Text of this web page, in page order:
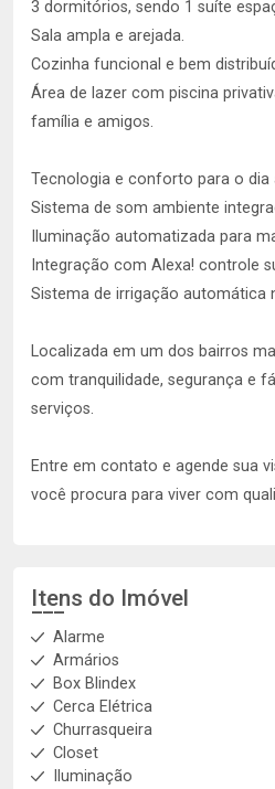
3 dormitórios, sendo 1 suíte
Sala ampla e arejada.
Cozinha funcional e bem
Área de lazer com piscina
família e amigos.
Tecnologia e conforto para o dia
Sistema de som ambiente
Iluminação automatizada para
Integração com Alexa! controle
Sistema de irrigação automática
Localizada em um dos bairros
com tranquilidade, segurança e
serviços.
Entre em contato e agende sua
você procura para viver com
Itens do Imóvel
Alarme
Armários
Box Blindex
Cerca Elétrica
Churrasqueira
Closet
Iluminação